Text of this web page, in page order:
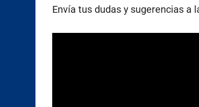
Envía tus dudas y sugerencias a